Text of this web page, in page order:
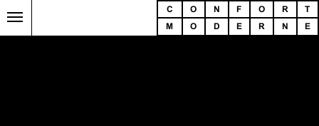
C O N F O R
T
M
O D E R N E